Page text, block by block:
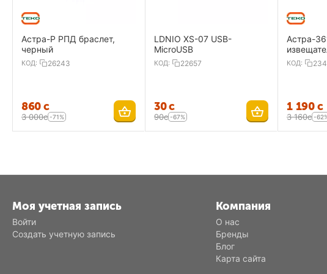
Астра-Р РПД браслет,
черный
КОД: 26243
‍860‍с
3 000с -71%
LDNIO XS-07 USB-
MicroUSB
КОД: 22657
‍30‍с
‍90‍с -67%
Астра-
КОД:
1 190 с
3 160с -
Моя учетная запись
Войти
Создать учетную запись
Компания
О нас
Бренды
Блог
Карта сайта